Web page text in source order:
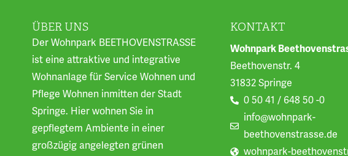
ÜBER UNS
Der Wohnpark BEETHOVENSTRASSE
ist eine attraktive und integrative
Wohnanlage für Service Wohnen und
Pflege Wohnen inmitten der Stadt
Springe. Hier wohnen Sie in
gepflegtem Ambiente in einer
großzügig angelegten grünen
KONTAKT
Wohnpark
Beethovenstr. 4
31832 Springe
0 50 41 / 648 50 -0
info@wohnpark-
beethovenstrasse.de
wohnpark-